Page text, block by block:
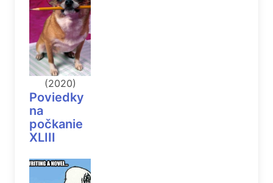
(2020)
Poviedky
na
počkanie
XLIII